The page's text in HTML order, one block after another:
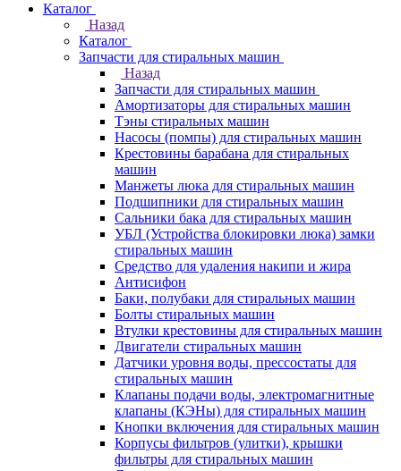
Каталог
Назад
Каталог
Запчасти для стиральных машин
Назад
Запчасти для стиральных машин
Амортизаторы для стиральных машин
Тэны стиральных машин
Насосы (помпы) для стиральных машин
Крестовины барабана для стиральных
машин
Манжеты люка для стиральных машин
Подшипники для стиральных машин
Сальники бака для стиральных машин
УБЛ (Устройства блокировки люка) замки
стиральных машин
Средство для удаления накипи и жира
Антисифон
Баки, полубаки для стиральных машин
Болты стиральных машин
Втулки крестовины для стиральных машин
Двигатели стиральных машин
Датчики уровня воды, прессостаты для
стиральных машин
Клапаны подачи воды, электромагнитные
клапаны (КЭНы) для стиральных машин
Кнопки включения для стиральных машин
Корпусы фильтров (улитки), крышки
фильтры для стиральных машин